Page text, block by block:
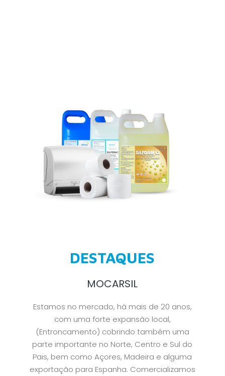
DESTAQUES
MOCARSIL
Estamos no mercado, há mais de 20 anos,
com uma forte expansão local,
(Entroncamento) cobrindo também uma
parte importante no Norte, Centro e Sul do
Pais, bem como Açores, Madeira e alguma
exportação para Espanha. Comercializamos